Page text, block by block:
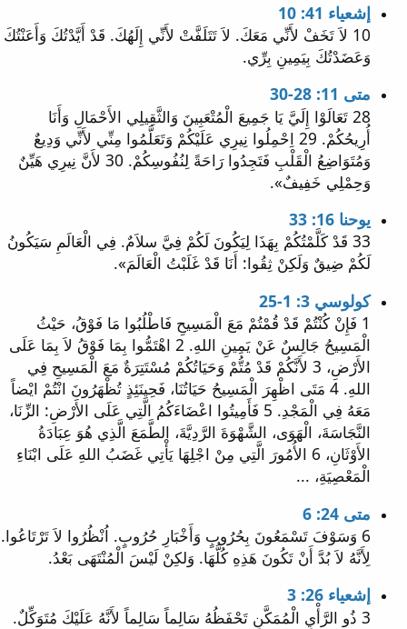
إشعياء 41: 10
10 لاَ تَخَفْ لأَنِّي مَعَكَ. لاَ تَتَلَفَّتْ لأَنِّي إِلَهُكَ. قَدْ أَيَّدْتُكَ وَأَعَنْتُكَ
وَعَضَدْتُكَ بِيَمِينِ بِرِّي.
متى 11: 28-30
28 تَعَالَوْا إِلَيَّ يَا جَمِيعَ الْمُتْعَبِينَ وَالثَّقِيلِي الأَحْمَالِ وَأَنَا
أُرِيحُكُمْ. 29 اِحْمِلُوا نِيرِي عَلَيْكُمْ وَتَعَلَّمُوا مِنِّي لأَنِّي وَدِيعٌ
وَمُتَوَاضِعُ الْقَلْبِ فَتَجِدُوا رَاحَةً لِنُفُوسِكُمْ. 30 لأَنَّ نِيرِي هَيِّنٌ
وَحِمْلِي خَفِيفٌ».
يوحنا 16: 33
33 قَدْ كَلَّمْتُكُمْ بِهَذَا لِيَكُونَ لَكُمْ فِيَّ سلاَمٌ. فِي الْعَالَمِ سَيَكُونُ
لَكُمْ ضِيقٌ وَلَكِنْ ثِقُوا: أَنَا قَدْ غَلَبْتُ الْعَالَمَ».
كولوسي 3: 1-25
1 فَإِنْ كُنْتُمْ قَدْ قُمْتُمْ مَعَ الْمَسِيحِ فَاطْلُبُوا مَا فَوْقُ، حَيْثُ
الْمَسِيحُ جَالِسٌ عَنْ يَمِينِ اللهِ. 2 اهْتَمُّوا بِمَا فَوْقُ لاَ بِمَا عَلَى
الأَرْضِ، 3 لأَنَّكُمْ قَدْ مُتُّمْ وَحَيَاتُكُمْ مُسْتَتِرَةٌ مَعَ الْمَسِيحِ فِي
اللهِ. 4 مَتَى اظْهِرَ الْمَسِيحُ حَيَاتُنَا، فَحِينَئِذٍ تُظْهَرُونَ انْتُمْ ايْضاً
مَعَهُ فِي الْمَجْدِ. 5 فَأَمِيتُوا اعْضَاءَكُمُ الَّتِي عَلَى الأَرْضِ: الزِّنَا،
النَّجَاسَةَ، الْهَوَى، الشَّهْوَةَ الرَّدِيَّةَ، الطَّمَعَ الَّذِي هُوَ عِبَادَةُ
الأَوْثَانِ، 6 الأُمُورَ الَّتِي مِنْ اجْلِهَا يَأْتِي غَضَبُ اللهِ عَلَى ابْنَاءِ
الْمَعْصِيَةِ، ...
متى 24: 6
6 وَسَوْفَ تَسْمَعُونَ بِحُرُوبٍ وَأَخْبَارِ حُرُوبٍ. اُنْظُرُوا لاَ تَرْتَاعُوا.
لِأَنَّهُ لاَ بُدَّ أَنْ تَكُونَ هَذِهِ كُلُّهَا. وَلكِنْ لَيْسَ الْمُنْتَهَى بَعْدُ.
إشعياء 26: 3
3 ذُو الرَّأْيِ الْمُمَكَّنِ تَحْفَظُهُ سَالِماً سَالِماً لأَنَّهُ عَلَيْكَ مُتَوَكِّلٌ.